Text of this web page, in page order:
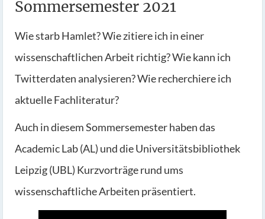
Sommersemester 2021
Wie starb Hamlet? Wie zitiere ich in einer
wissenschaftlichen Arbeit richtig? Wie kann ich
Twitterdaten analysieren? Wie recherchiere ich
aktuelle Fachliteratur?
Auch in diesem Sommersemester haben das
Academic Lab (AL) und die Universitätsbibliothek
Leipzig (UBL) Kurzvorträge rund ums
wissenschaftliche Arbeiten präsentiert.